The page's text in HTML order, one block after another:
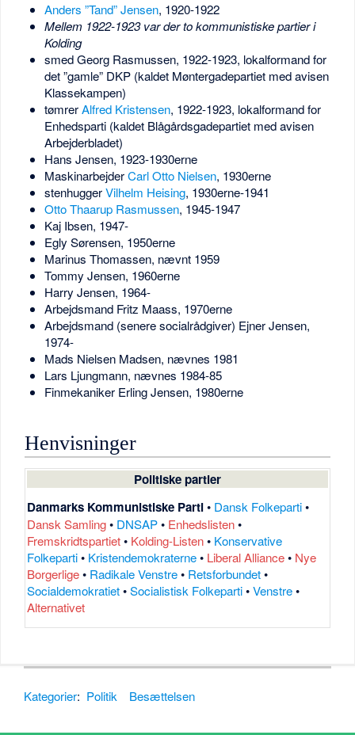
Anders ”Tand” Jensen, 1920-1922
Mellem 1922-1923 var der to kommunistiske partier i
Kolding
smed Georg Rasmussen, 1922-1923, lokalformand for
det ”gamle” DKP (kaldet Møntergadepartiet med avisen
Klassekampen)
tømrerAlfred Kristensen, 1922-1923, lokalformand for
Enhedsparti (kaldet Blågårdsgadepartiet med avisen
Arbejderbladet)
Hans Jensen, 1923-1930erne
MaskinarbejderCarl Otto Nielsen, 1930erne
stenhuggerVilhelm Heising, 1930erne-1941
Otto Thaarup Rasmussen, 1945-1947
Kaj Ibsen, 1947-
Egly Sørensen, 1950erne
Marinus Thomassen, nævnt 1959
Tommy Jensen, 1960erne
Harry Jensen, 1964-
Arbejdsmand Fritz Maass, 1970erne
Arbejdsmand (senere socialrådgiver) Ejner Jensen,
1974-
Mads Nielsen Madsen, nævnes 1981
Lars Ljungmann, nævnes 1984-85
Finmekaniker Erling Jensen, 1980erne
Henvisninger
Politiske partier
Danmarks Kommunistiske Parti• Dansk Folkeparti•
Dansk Samling• DNSAP• Enhedslisten•
Fremskridtspartiet• Kolding-Listen• Konservative
Folkeparti• Kristendemokraterne• Liberal Alliance• Nye
Borgerlige• Radikale Venstre• Retsforbundet•
Socialdemokratiet•Socialistisk Folkeparti•Venstre•
Alternativet
Kategorier: Politik Besættelsen